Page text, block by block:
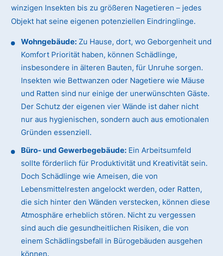
winzigen Insekten bis zu größeren Nagetieren – jedes
Objekt hat seine eigenen potenziellen Eindringlinge.
Wohngebäude: Zu Hause, dort, wo Geborgenheit und
Komfort Priorität haben, können Schädlinge,
insbesondere in älteren Bauten, für Unruhe sorgen.
Insekten wie Bettwanzen oder Nagetiere wie Mäuse
und Ratten sind nur einige der unerwünschten Gäste.
Der Schutz der eigenen vier Wände ist daher nicht
nur aus hygienischen, sondern auch aus emotionalen
Gründen essenziell.
Büro- und Gewerbegebäude: Ein Arbeitsumfeld
sollte förderlich für Produktivität und Kreativität sein.
Doch Schädlinge wie Ameisen, die von
Lebensmittelresten angelockt werden, oder Ratten,
die sich hinter den Wänden verstecken, können diese
Atmosphäre erheblich stören. Nicht zu vergessen
sind auch die gesundheitlichen Risiken, die von
einem Schädlingsbefall in Bürogebäuden ausgehen
können.